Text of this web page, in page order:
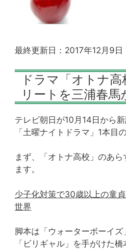
最終更新日：2017年12月9日
ドラマ「オトナ
リートを三浦春馬
テレビ朝日が10月14日から
「土曜ナイトドラマ」1本目
まず、「オトナ高校」のあ
ます。
少子化対策で30歳以上の童
世界
脚本は「ウォーターボーイ
「ビリギャル」を手がけた